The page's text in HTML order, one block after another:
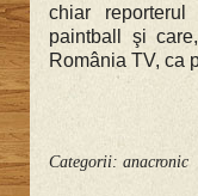
chiar
paintball şi
România TV, ca
Categorii:anacronic